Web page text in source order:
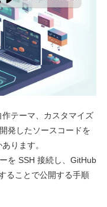
テーマ、カスタマイズ
発したソースコードを
ります。
を SSH 接続し、GitHub
ることで公開する手順